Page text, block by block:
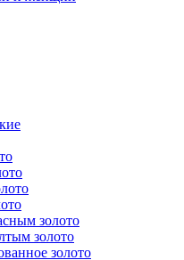
золото
золото
золото